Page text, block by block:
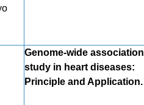
Genome-wide association
study in heart diseases:
Principle and Application.